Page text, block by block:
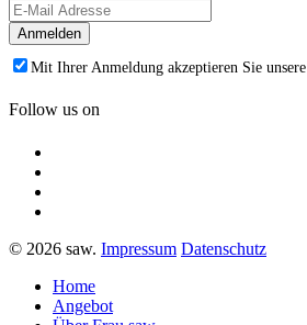
Mit Ihrer Anmeldung akzeptieren Sie unsere
Follow us on
© 2026 saw. Impressum Datenschutz
Home
Angebot